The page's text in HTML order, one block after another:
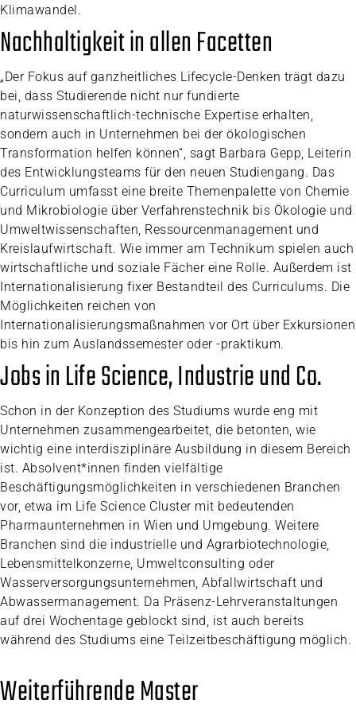
Klimawandel.
Nachhaltigkeit in allen Facetten
„Der Fokus auf ganzheitliches Lifecycle-Denken trägt dazu
bei, dass Studierende nicht nur fundierte
naturwissenschaftlich-technische Expertise erhalten,
sondern auch in Unternehmen bei der ökologischen
Transformation helfen können“, sagt Barbara Gepp, Leiterin
des Entwicklungsteams für den neuen Studiengang. Das
Curriculum umfasst eine breite Themenpalette von Chemie
und Mikrobiologie über Verfahrenstechnik bis Ökologie und
Umweltwissenschaften, Ressourcenmanagement und
Kreislaufwirtschaft. Wie immer am Technikum spielen auch
wirtschaftliche und soziale Fächer eine Rolle. Außerdem ist
Internationalisierung fixer Bestandteil des Curriculums. Die
Möglichkeiten reichen von
Internationalisierungsmaßnahmen vor Ort über Exkursionen
bis hin zum Auslandssemester oder -praktikum.
Jobs in Life Science, Industrie und Co.
Schon in der Konzeption des Studiums wurde eng mit
Unternehmen zusammengearbeitet, die betonten, wie
wichtig eine interdisziplinäre Ausbildung in diesem Bereich
ist. Absolvent*innen finden vielfältige
Beschäftigungsmöglichkeiten in verschiedenen Branchen
vor, etwa im Life Science Cluster mit bedeutenden
Pharmaunternehmen in Wien und Umgebung. Weitere
Branchen sind die industrielle und Agrarbiotechnologie,
Lebensmittelkonzerne, Umweltconsulting oder
Wasserversorgungsunternehmen, Abfallwirtschaft und
Abwassermanagement. Da Präsenz-Lehrveranstaltungen
auf drei Wochentage geblockt sind, ist auch bereits
während des Studiums eine Teilzeitbeschäftigung möglich.
Weiterführende Master